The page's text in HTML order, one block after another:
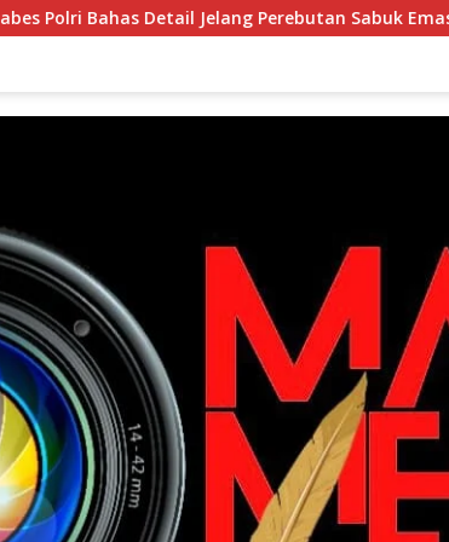
Jelang Perebutan Sabuk Emas Kapolri 2026